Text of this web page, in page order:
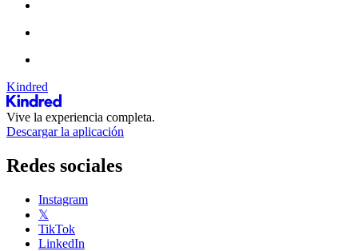
Kindred
Vive la experiencia completa.
Descargar la aplicación
Redes sociales
Instagram
𝕏
TikTok
LinkedIn